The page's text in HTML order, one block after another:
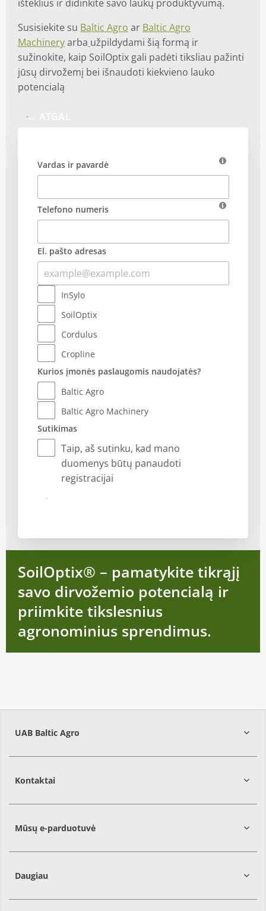
išteklius ir didinkite savo laukų produktyvumą.
Susisiekite su Baltic Agro ar Baltic Agro
Machineryarba užpildydami šią formą ir
sužinokite, kaip SoilOptix gali padėti tiksliau pažinti
jūsų dirvožemį bei išnaudoti kiekvieno lauko
potencialą
← ATGAL
Vardas ir pavardė
Telefono numeris
El. pašto adresas
InSylo
SoilOptix
Cordulus
Cropline
Kurios įmonės paslaugomis naudojatės?
Baltic Agro
Baltic Agro Machinery
Sutikimas
Taip, aš sutinku, kad mano
duomenys būtų panaudoti
registracijai
Registruotis
SoilOptix® – pamatykite tikrąjį
savo dirvožemio potencialą ir
priimkite tikslesnius
agronominius sprendimus.
UAB Baltic Agro
Kontaktai
Mūsų e-parduotuvė
Daugiau